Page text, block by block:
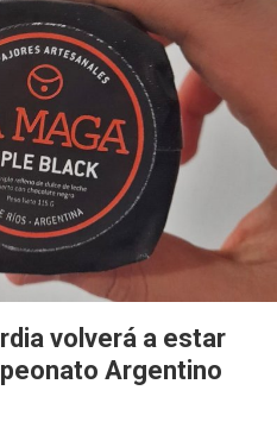
volverá a estar
Argentino